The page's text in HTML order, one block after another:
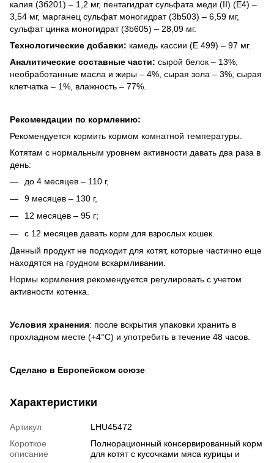
калия (3б201) – 1,2 мг, пентагидрат сульфата меди (II) (E4) –
3,54 мг, марганец сульфат моногидрат (3b503) – 6,59 мг,
сульфат цинка моногидрат (3b605) – 28,09 мг.
Технологические добавки: камедь кассии (E 499) – 97 мг.
Aнaлитические составные части: сырой белок – 13%,
необработанные масла и жиры – 4%, сырая зола – 3%, сырая
клетчатка – 1%, влажность – 77%.
Рекомендации по кормлению:
Рекомендуется кормить кормом комнатной температуры.
Котятам с нормальным уровнем активности давать два раза в
день:
до 4 месяцев – 110 г,
9 месяцев – 130 г,
12 месяцев – 95 г;
с 12 месяцев давать корм для взрослых кошек.
Данный продукт не подходит для котят, которые частично еще
находятся на грудном вскармливании.
Нормы кормления рекомендуется регулировать с учетом
активности котенка.
Условия хранения: после вскрытия упаковки хранить в
прохладном месте (+4°C) и употребить в течение 48 часов.
Сделано в Европейском союзе
Характеристики
Артикул
LHU45472
Короткое
описание
Полнорационный консервированный корм
для котят с кусочками мяса курицы и